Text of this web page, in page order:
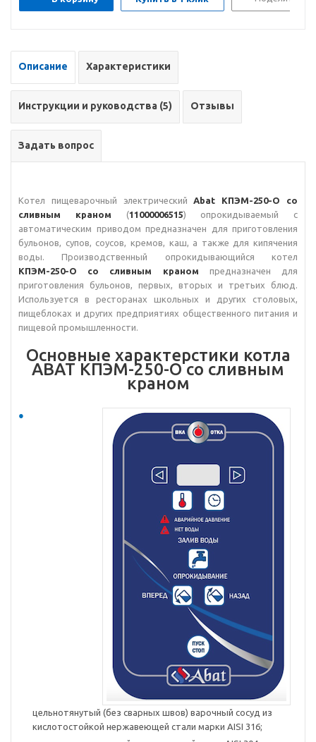
Описание Характеристики
Инструкции и руководства (5) Отзывы
Задать вопрос
Котел пищеварочный электрический Abat КПЭМ-250-О со
сливным краном (11000006515) опрокидываемый с
автоматическим приводом предназначен для приготовления
бульонов, супов, соусов, кремов, каш, а также для кипячения
воды. Производственный опрокидывающийся котел
КПЭМ-250-О со сливным краном предназначен для
приготовления бульонов, первых, вторых и третьих блюд.
Используется в ресторанах школьных и других столовых,
пищеблоках и других предприятиях общественного питания и
пищевой промышленности.
Основные характерстики котла
ABAT КПЭМ-250-О со сливным
краном
цельнотянутый (без сварных швов) варочный сосуд из
кислотостойкой нержавеющей стали марки AISI 316;